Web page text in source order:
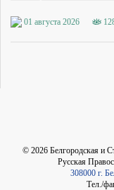
01 августа 2026
© 2026 Белгородская и
Русская
308000 г.
Тел./